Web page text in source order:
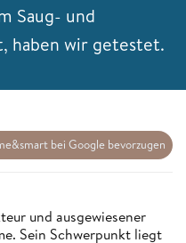
Saug- und
haben wir getestet.
bei Google bevorzugen
und ausgewiesener
Sein Schwerpunkt liegt